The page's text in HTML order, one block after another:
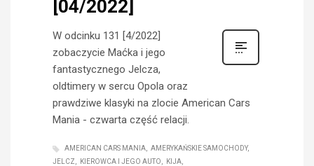
[04/2022]
W odcinku 131 [4/2022]
zobaczycie Maćka i jego
fantastycznego Jelcza,
oldtimery w sercu Opola oraz
prawdziwe klasyki na zlocie American Cars
Mania - czwarta część relacji.
AMERICAN CARS MANIA
AMERYKAŃSKIE SAMOCHODY
JELCZ
KIEROWCA I JEGO AUTO
KIJA